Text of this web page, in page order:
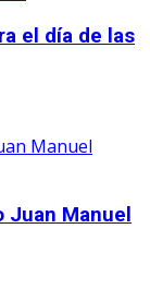
el día de las
Manuel